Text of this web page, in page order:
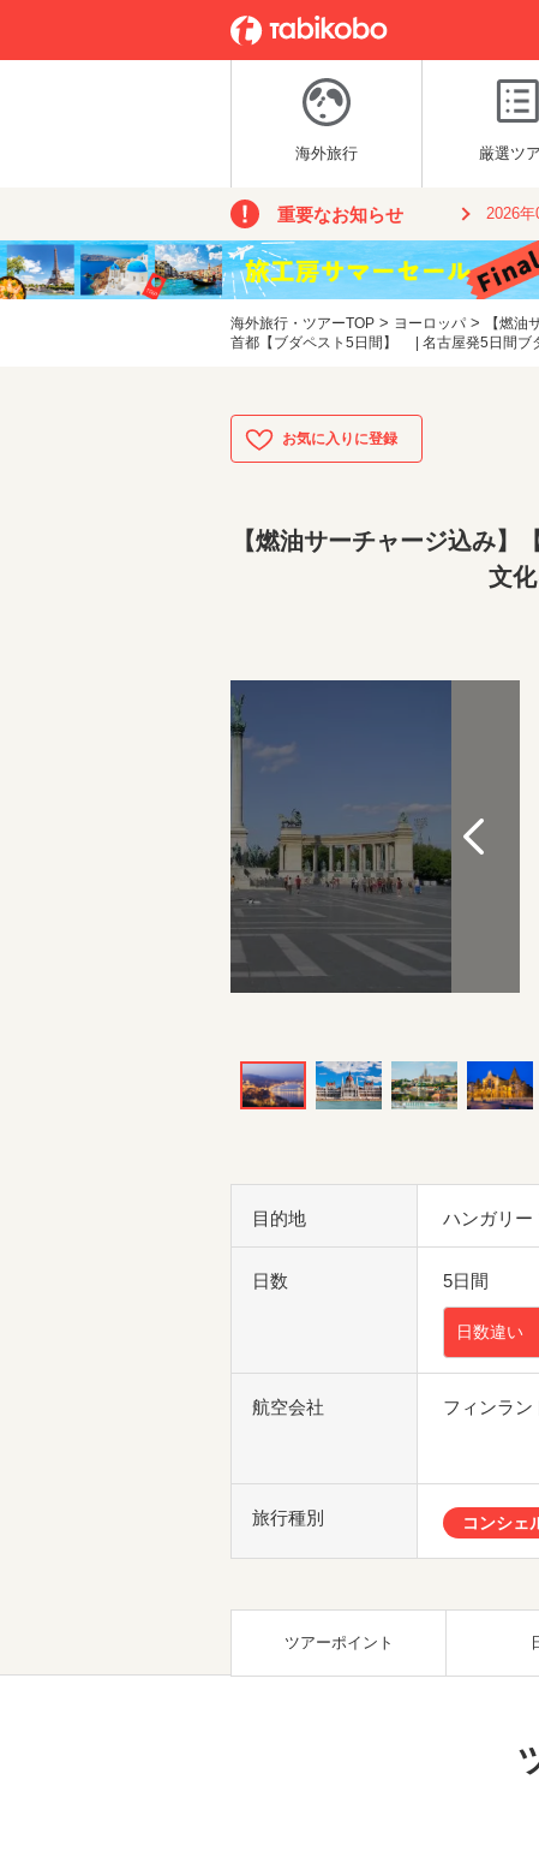
海外旅行 厳選ツ
重要なお知らせ 2026年
海外旅行・ツアーTOP > ヨーロッパ >
【燃
首都【ブダペスト5日間】 | 名古屋発5日間ブ
【燃油サーチャージ込み
文
目的地 ハンガリー
日数 5日間
日数違い
航空会社 フィンラン
旅行種別 コンシェ
ツアーポイント